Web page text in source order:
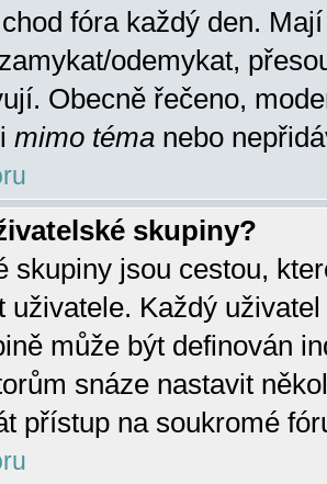
fóra každý den.
odemykat,
Obecně řečeno,
mimo téma nebo
skupiny?
skupiny jsou cestou,
uživatele. Každý
může být definován
snáze nastavit
přístup na soukromé